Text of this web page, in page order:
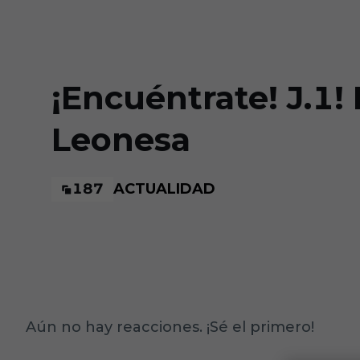
¡Encuéntrate!
Leonesa
187 ACTUALIDAD
Aún no hay reacciones. ¡Sé el primero!